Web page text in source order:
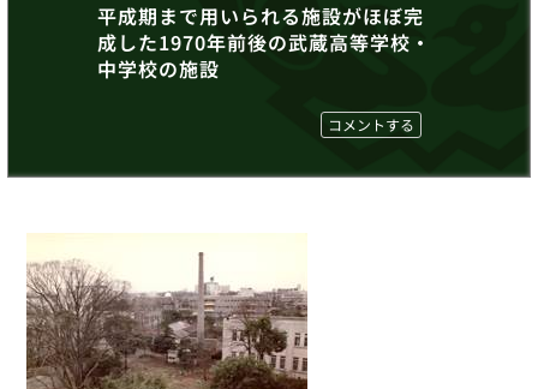
平成期まで用いられる施設がほぼ完
成した1970年前後の武蔵高等学校・
中学校の施設
コメントする